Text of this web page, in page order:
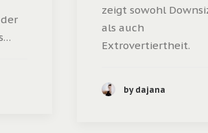
zeigt sowohl
als auch
Extrovertiertheit.
by dajana